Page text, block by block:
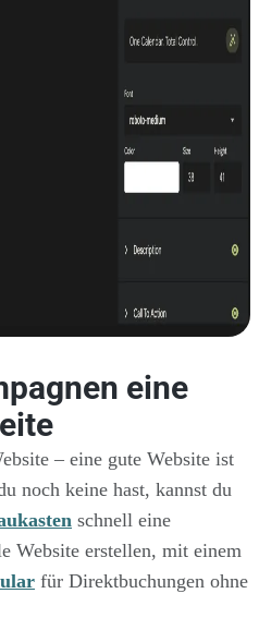
eine
– eine gute Website ist
noch keine hast, kannst du
schnell eine
Website erstellen, mit einem
für Direktbuchungen ohne